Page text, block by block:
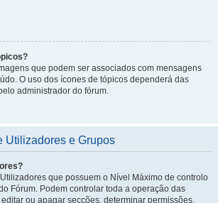
que podem ser associados com mensagens
O uso dos ícones de tópicos dependerá das
administrador do fórum.
Utilizadores e Grupos
que possuem o Nível Máximo de controlo
Fórum. Podem controlar toda a operação das
ou apagar secções, determinar permissões,